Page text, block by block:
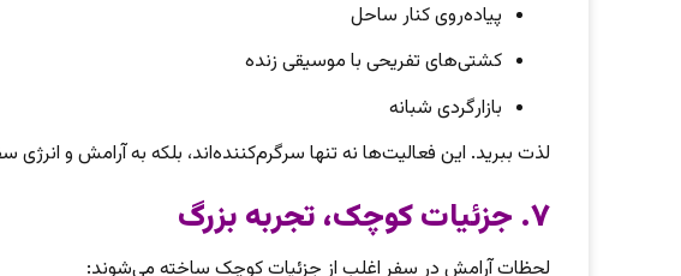
پیاده‌روی کنار ساحل
کشتی‌های تفریحی با موسیقی زنده
بازارگردی شبانه
لذت ببرید. این فعالیت‌ها نه تنها سرگرم‌کننده‌اند، بلکه به آرامش و
۷. جزئیات کوچک، تجربه بزرگ
لحظات آرامش در سفر اغلب از جزئیات کوچک ساخته می‌شوند: